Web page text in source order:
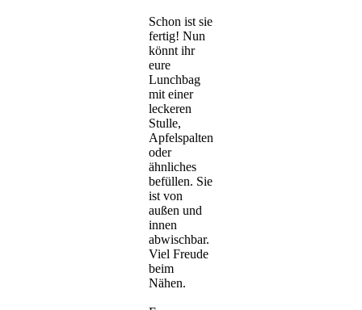
Schon ist sie
fertig! Nun
könnt ihr
eure
Lunchbag
mit einer
leckeren
Stulle,
Apfelspalten
oder
ähnliches
befüllen. Sie
ist von
außen und
innen
abwischbar.
Viel Freude
beim
Nähen.